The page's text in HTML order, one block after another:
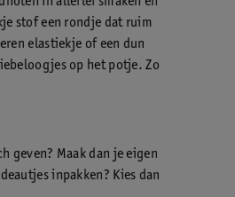
stof een rondje dat ruim
elastiekje of een dun
op het potje. Zo
geven? Maak dan je eigen
inpakken? Kies dan